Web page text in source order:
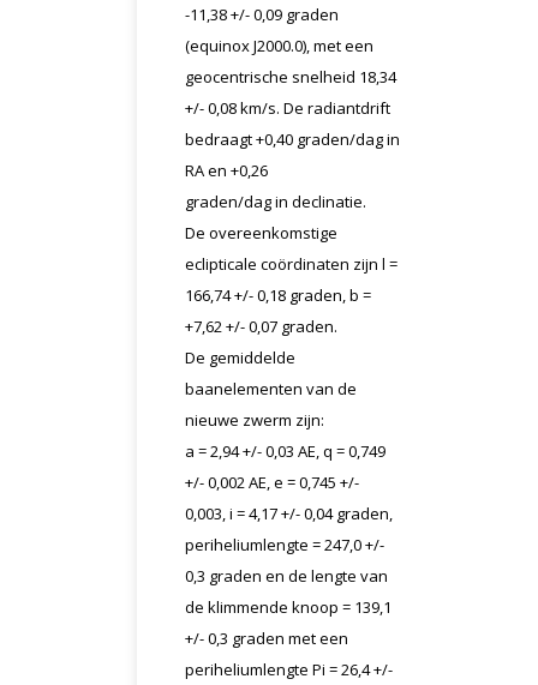
-11,38 +/- 0,09 graden
(equinox J2000.0), met een
geocentrische snelheid 18,34
+/- 0,08 km/s. De radiantdrift
bedraagt +0,40 graden/dag in
RA en +0,26
graden/dag in declinatie.
De overeenkomstige
eclipticale coördinaten zijn l =
166,74 +/- 0,18 graden, b =
+7,62 +/- 0,07 graden.
De gemiddelde
baanelementen van de
nieuwe zwerm zijn:
a = 2,94 +/- 0,03 AE, q = 0,749
+/- 0,002 AE, e = 0,745 +/-
0,003, i = 4,17 +/- 0,04 graden,
periheliumlengte = 247,0 +/-
0,3 graden en de lengte van
de klimmende knoop = 139,1
+/- 0,3 graden met een
periheliumlengte Pi = 26,4 +/-